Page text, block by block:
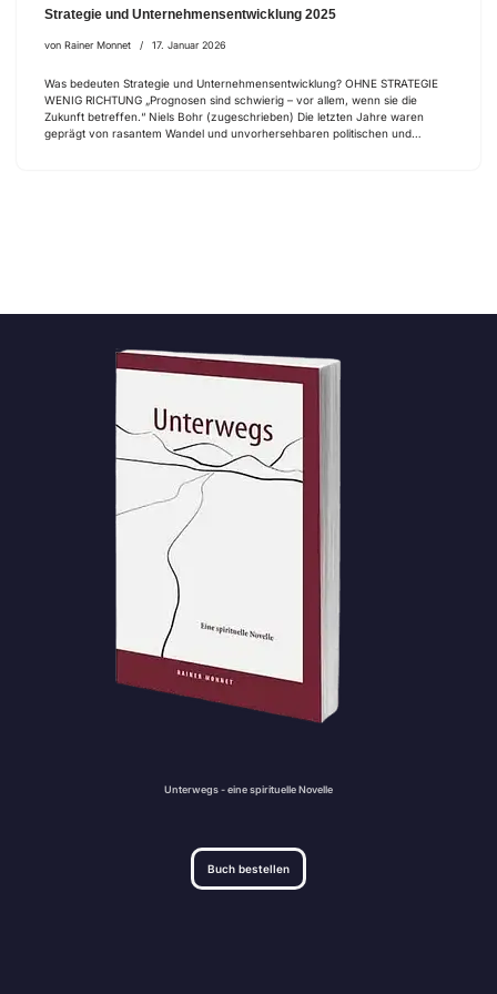
Strategie und Unternehmensentwicklung 2025
von Rainer Monnet 17. Januar 2026
Was bedeuten Strategie und Unternehmensentwicklung? OHNE STRATEGIE
WENIG RICHTUNG „Prognosen sind schwierig – vor allem, wenn sie die
Zukunft betreffen.“ Niels Bohr (zugeschrieben) Die letzten Jahre waren
geprägt von rasantem Wandel und unvorhersehbaren politischen und…
Buch bestellen
Unterwegs - eine spirituelle Novelle